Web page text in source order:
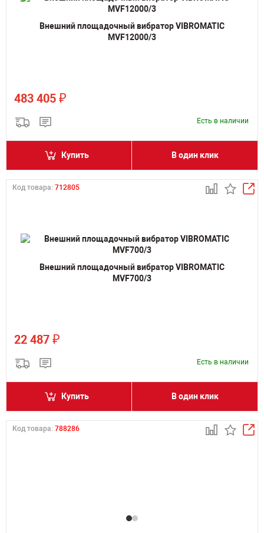
Внешний площадочный вибратор VIBROMATIC
MVF12000/3
483 405 ₽
Есть в наличии
Купить В один клик
Код товара: 712805
Внешний площадочный вибратор VIBROMATIC
MVF700/3
22 487 ₽
Есть в наличии
Купить В один клик
Код товара: 788286